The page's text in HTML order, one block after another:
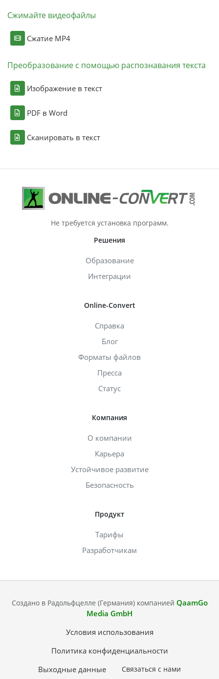
Сжимайте видеофайлы
Сжатие MP4
Преобразование с помощью распознавания текста
Изображение в текст
PDF в Word
Сканировать в текст
Не требуется установка программ.
Решения
Образование
Интеграции
Online-Convert
Справка
Блог
Форматы файлов
Пресса
Статус
Компания
О компании
Карьера
Устойчивое развитие
Безопасность
Продукт
Тарифы
Разработчикам
Создано в Радольфцелле (Германия) компанией QaamGo
Media GmbH
Условия использования
Политика конфиденциальности
Выходные данные
Связаться с нами